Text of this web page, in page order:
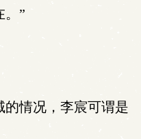
。”
情况，李宸可谓是